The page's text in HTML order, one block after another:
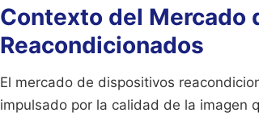
Contexto del Mercado
Reacondicionados
El mercado de dispositivos
impulsado por la calidad de la imagen